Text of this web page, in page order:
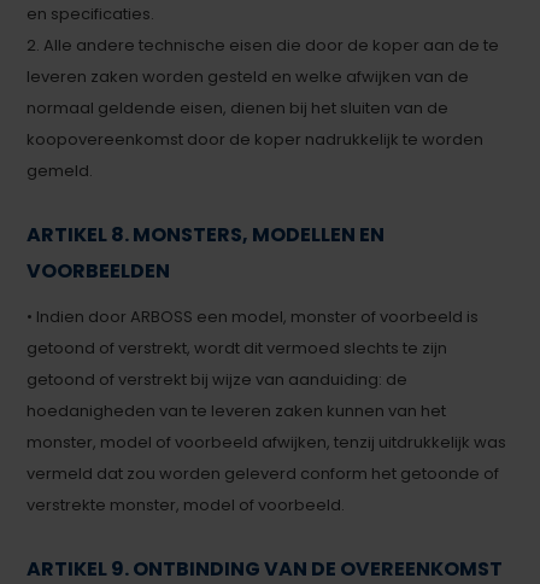
en specificaties.
2. Alle andere technische eisen die door de koper aan de te
leveren zaken worden gesteld en welke afwijken van de
normaal geldende eisen, dienen bij het sluiten van de
koopovereenkomst door de koper nadrukkelijk te worden
gemeld.
ARTIKEL 8. MONSTERS, MODELLEN EN
VOORBEELDEN
• Indien door ARBOSS een model, monster of voorbeeld is
getoond of verstrekt, wordt dit vermoed slechts te zijn
getoond of verstrekt bij wijze van aanduiding: de
hoedanigheden van te leveren zaken kunnen van het
monster, model of voorbeeld afwijken, tenzij uitdrukkelijk was
vermeld dat zou worden geleverd conform het getoonde of
verstrekte monster, model of voorbeeld.
ARTIKEL 9. ONTBINDING VAN DE OVEREENKOMST